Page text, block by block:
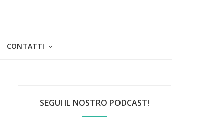
CONTATTI
SEGUI IL NOSTRO PODCAST!